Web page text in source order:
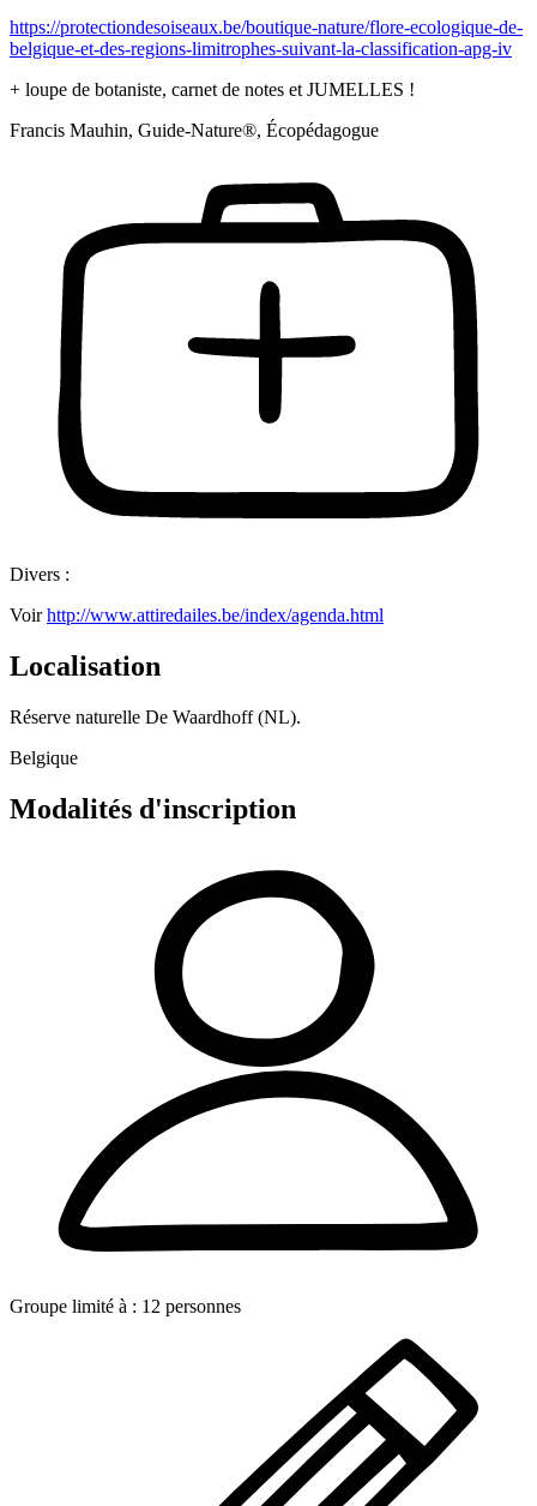
https://protectiondesoiseaux.be/boutique-nature/flore-ecologique-de-
belgique-et-des-regions-limitrophes-suivant-la-classification-apg-iv
+ loupe de botaniste, carnet de notes et JUMELLES !
Francis Mauhin, Guide-Nature®, Écopédagogue
Divers :
Voirhttp://www.attiredailes.be/index/agenda.html
Localisation
Réserve naturelle De Waardhoff (NL).
Belgique
Modalités d'inscription
Groupe limité à : 12 personnes